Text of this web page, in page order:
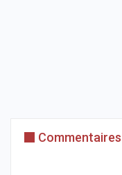
Commentaires